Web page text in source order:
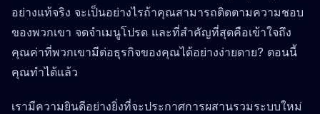
อย่างแท้จริง จะเป็นอย่างไรถ้าคุณสามารถติดตามความชอบ
ของพวกเขา จดจำเมนูโปรด และที่สำคัญที่สุดคือเข้าใจถึง
คุณค่าที่พวกเขามีต่อธุรกิจของคุณได้อย่างง่ายดาย? ตอนนี้
คุณทำได้แล้ว
เรามีความยินดีอย่างยิ่งที่จะประกาศการผสานรวมระบบใหม่